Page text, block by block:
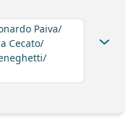
Paiva/
Cecato/